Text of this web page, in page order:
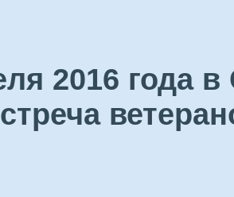
2016 года